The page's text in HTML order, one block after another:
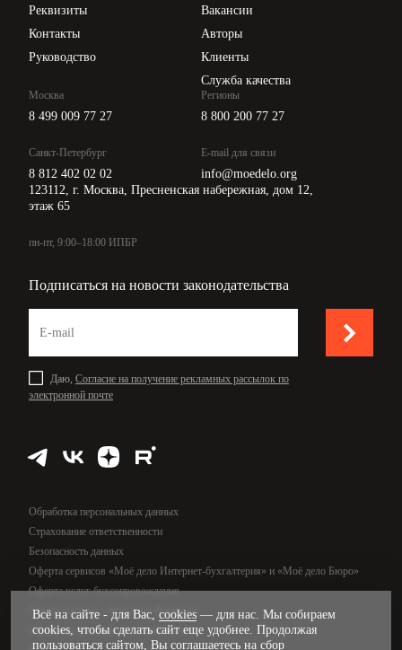
Реквизиты
Контакты
Руководство
Вакансии
Авторы
Клиенты
Служба качества
Москва
8 499 009 77 27
Санкт-Петербург
8 812 402 02 02
Регионы
8 800 200 77 27
E-mail для связи
info@moedelo.org
123112, г. Москва, Пресненская набережная, дом 12,
этаж 65
пн-пт, 9:00–18:00 ИПБР
Подписаться на новости законодательства
Даю, Согласие на получение рекламных рассылок по
электронной почте
Обработка персональных данных
Страхование ответственности
Безопасность данных
Оферта сервисов «Моё дело Интернет-бухгалтерия» и «Моё дело Бюро»
Оферта услуг бухсопровождения
Оферта сервиса «Моё дело Финансы»
Оферта услуг управленческого учёта
Всё на сайте - для Вас, cookies — для нас. Мы собираем
cookies, чтобы сделать сайт еще удобнее. Продолжая
пользоваться сайтом, Вы соглашаетесь на сбор